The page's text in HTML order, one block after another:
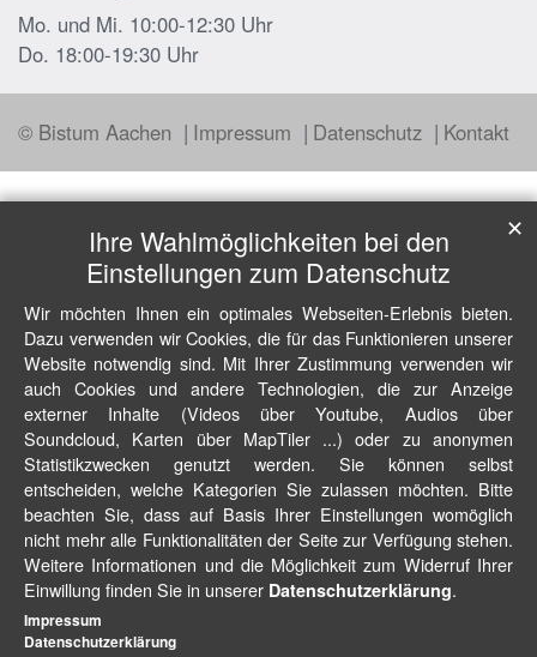
Mo. und Mi. 10:00-12:30 Uhr
Do. 18:00-19:30 Uhr
© Bistum Aachen Impressum Datenschutz Kontakt
Ihre Wahlmöglichkeiten bei den
Einstellungen zum Datenschutz
Wir möchten Ihnen ein optimales Webseiten-Erlebnis bieten.
Dazu verwenden wir Cookies, die für das Funktionieren unserer
Website notwendig sind. Mit Ihrer Zustimmung verwenden wir
auch Cookies und andere Technologien, die zur Anzeige
externer Inhalte (Videos über Youtube, Audios über
Soundcloud, Karten über MapTiler ...) oder zu anonymen
Statistikzwecken genutzt werden. Sie können selbst
entscheiden, welche Kategorien Sie zulassen möchten. Bitte
beachten Sie, dass auf Basis Ihrer Einstellungen womöglich
nicht mehr alle Funktionalitäten der Seite zur Verfügung stehen.
Weitere Informationen und die Möglichkeit zum Widerruf Ihrer
Einwillung finden Sie in unserer Datenschutzerklärung.
✕
Impressum
Datenschutzerklärung